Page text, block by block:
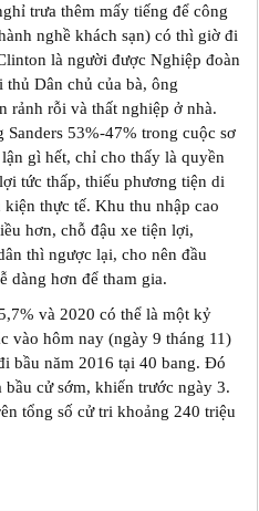
trưa thêm mấy tiếng để công
nghề khách sạn) có thì giờ đi
là người được Nghiệp đoàn
Dân chủ của bà, ông
rảnh rỗi và thất nghiệp ở nhà.
53%-47% trong cuộc sơ
gì hết, chỉ cho thấy là quyền
tức thấp, thiếu phương tiện di
thực tế. Khu thu nhập cao
hơn, chỗ đậu xe tiện lợi,
thì ngược lại, cho nên đầu
dàng hơn để tham gia.
và 2020 có thể là một kỷ
vào hôm nay (ngày 9 tháng 11)
bầu năm 2016 tại 40 bang. Đó
cử sớm, khiến trước ngày 3.
tổng số cử tri khoảng 240 triệu